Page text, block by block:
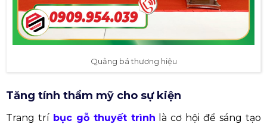
Quảng bá thương hiệu
Tăng tính thẩm mỹ cho sự kiện
Trang trí bục gỗ thuyết trình là cơ hội để sáng tạo